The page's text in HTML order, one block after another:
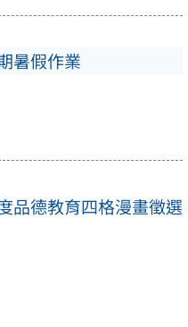
暑假作業
品德教育四格漫畫徵選